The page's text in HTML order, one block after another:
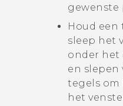
gewenste
Houd
sleep het
onder het
en slepen
tegels om
het